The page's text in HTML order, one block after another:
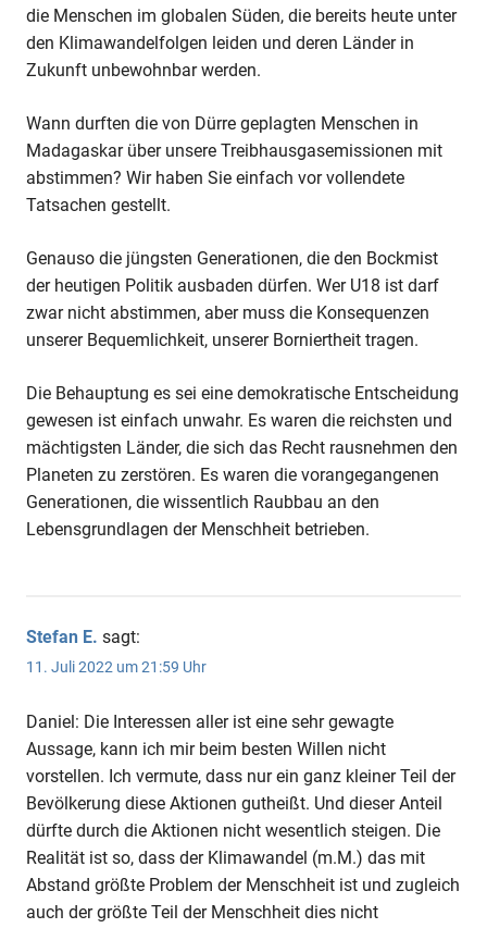
die Menschen im globalen Süden, die bereits heute unter
den Klimawandelfolgen leiden und deren Länder in
Zukunft unbewohnbar werden.
Wann durften die von Dürre geplagten Menschen in
Madagaskar über unsere Treibhausgasemissionen mit
abstimmen? Wir haben Sie einfach vor vollendete
Tatsachen gestellt.
Genauso die jüngsten Generationen, die den Bockmist
der heutigen Politik ausbaden dürfen. Wer U18 ist darf
zwar nicht abstimmen, aber muss die Konsequenzen
unserer Bequemlichkeit, unserer Borniertheit tragen.
Die Behauptung es sei eine demokratische Entscheidung
gewesen ist einfach unwahr. Es waren die reichsten und
mächtigsten Länder, die sich das Recht rausnehmen den
Planeten zu zerstören. Es waren die vorangegangenen
Generationen, die wissentlich Raubbau an den
Lebensgrundlagen der Menschheit betrieben.
Stefan E. sagt:
11. Juli 2022 um 21:59 Uhr
Daniel: Die Interessen aller ist eine sehr gewagte
Aussage, kann ich mir beim besten Willen nicht
vorstellen. Ich vermute, dass nur ein ganz kleiner Teil der
Bevölkerung diese Aktionen gutheißt. Und dieser Anteil
dürfte durch die Aktionen nicht wesentlich steigen. Die
Realität ist so, dass der Klimawandel (m.M.) das mit
Abstand größte Problem der Menschheit ist und zugleich
auch der größte Teil der Menschheit dies nicht